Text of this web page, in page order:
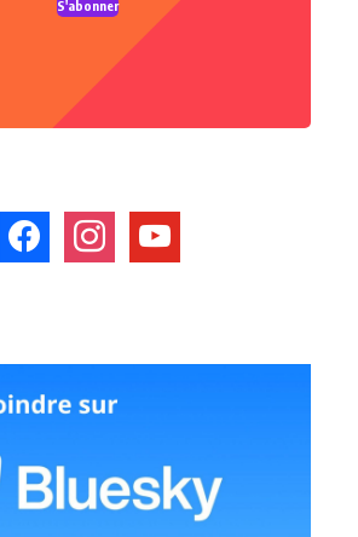
S'abonner
facebook instagramyoutube